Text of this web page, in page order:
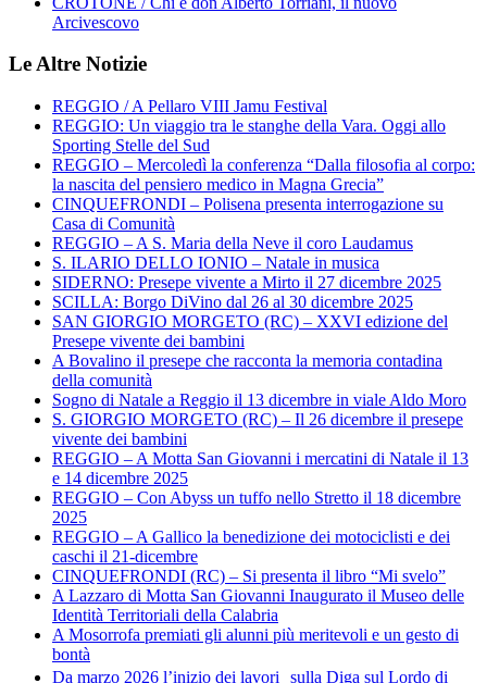
Arcivescovo
Le Altre Notizie
REGGIO / A Pellaro VIII Jamu Festival
REGGIO: Un viaggio tra le stanghe della Vara. Oggi allo
Sporting Stelle del Sud
REGGIO – Mercoledì la conferenza “Dalla filosofia al corpo:
la nascita del pensiero medico in Magna Grecia”
CINQUEFRONDI – Polisena presenta interrogazione su
Casa di Comunità
REGGIO – A S. Maria della Neve il coro Laudamus
S. ILARIO DELLO IONIO – Natale in musica
SIDERNO: Presepe vivente a Mirto il 27 dicembre 2025
SCILLA: Borgo DiVino dal 26 al 30 dicembre 2025
SAN GIORGIO MORGETO (RC) – XXVI edizione del
Presepe vivente dei bambini
A Bovalino il presepe che racconta la memoria contadina
della comunità
Sogno di Natale a Reggio il 13 dicembre in viale Aldo Moro
S. GIORGIO MORGETO (RC) – Il 26 dicembre il presepe
vivente dei bambini
REGGIO – A Motta San Giovanni i mercatini di Natale il 13
e 14 dicembre 2025
REGGIO – Con Abyss un tuffo nello Stretto il 18 dicembre
2025
REGGIO – A Gallico la benedizione dei motociclisti e dei
caschi il 21-dicembre
CINQUEFRONDI (RC) – Si presenta il libro “Mi svelo”
A Lazzaro di Motta San Giovanni Inaugurato il Museo delle
Identità Territoriali della Calabria
A Mosorrofa premiati gli alunni più meritevoli e un gesto di
bontà
Da marzo 2026 l’inizio dei lavori sulla Diga sul Lordo di